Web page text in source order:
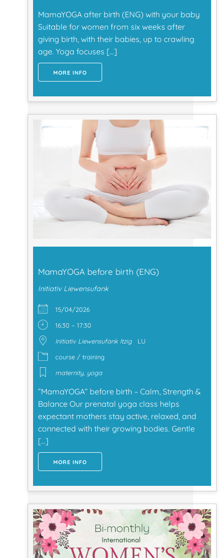
MamaYOGA after birth (ENG) with your baby
Suitable for women from six weeks after
giving birth, with their babies, up to crawling
age. Yoga focuses […]
MORE INFO
MamaYOGA before birth (ENG)
Initiativ Liewensufank
15/04/2026
16:30 – 17:30
Initiativ Liewensufank Itzig
LU
course / training
maternity, yoga
”MamaYOGA” before birth – Calm, Strength &
Balance Our prenatal yoga class helps
expectant mothers stay active, relaxed, and
connected with their growing bodies. Gentle
[…]
MORE INFO